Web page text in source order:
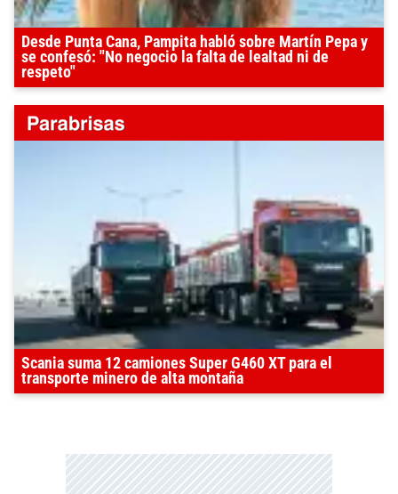
Desde Punta Cana, Pampita habló sobre Martín Pepa y
se confesó: "No negocio la falta de lealtad ni de
respeto"
Scania suma 12 camiones Super G460 XT para el
transporte minero de alta montaña